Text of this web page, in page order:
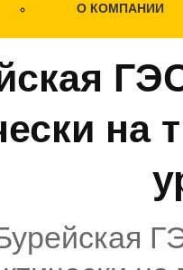
О КОМПАНИИ
на